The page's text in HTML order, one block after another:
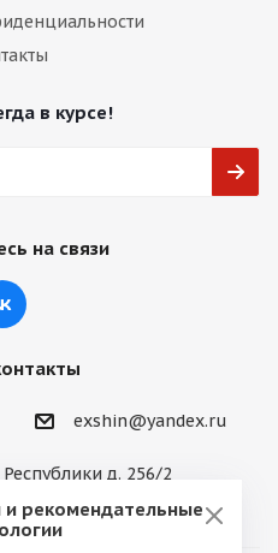
в курсе!
на связи
exshin@yandex.ru
д. 256/2
и рекомендательные